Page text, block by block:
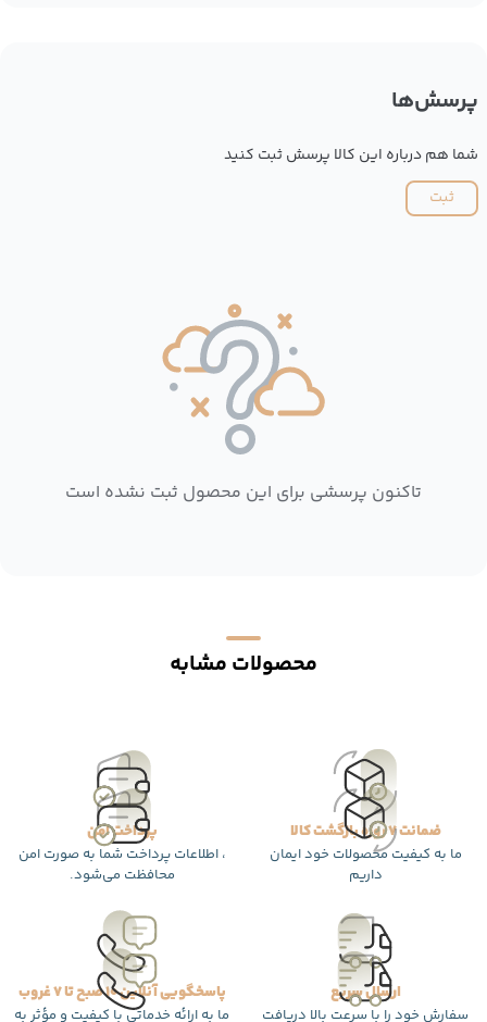
پرسش‌ها
شما هم درباره این کالا پرسش ثبت کنید
ثبت
تاکنون پرسشی برای این محصول ثبت نشده است
محصولات مشابه
ضمانت 7 روزه بازگشت کالا
ما به کیفیت محصولات خود ایمان
داریم
پرداخت امن
، اطلاعات پرداخت شما به صورت امن
محافظت می‌شود.
ارسال سریع
سفارش خود را با سرعت بالا دریافت
پاسخگویی آنلاین 10 صبح تا 7 غروب
ما به ارائه خدماتی با کیفیت و مؤثر به